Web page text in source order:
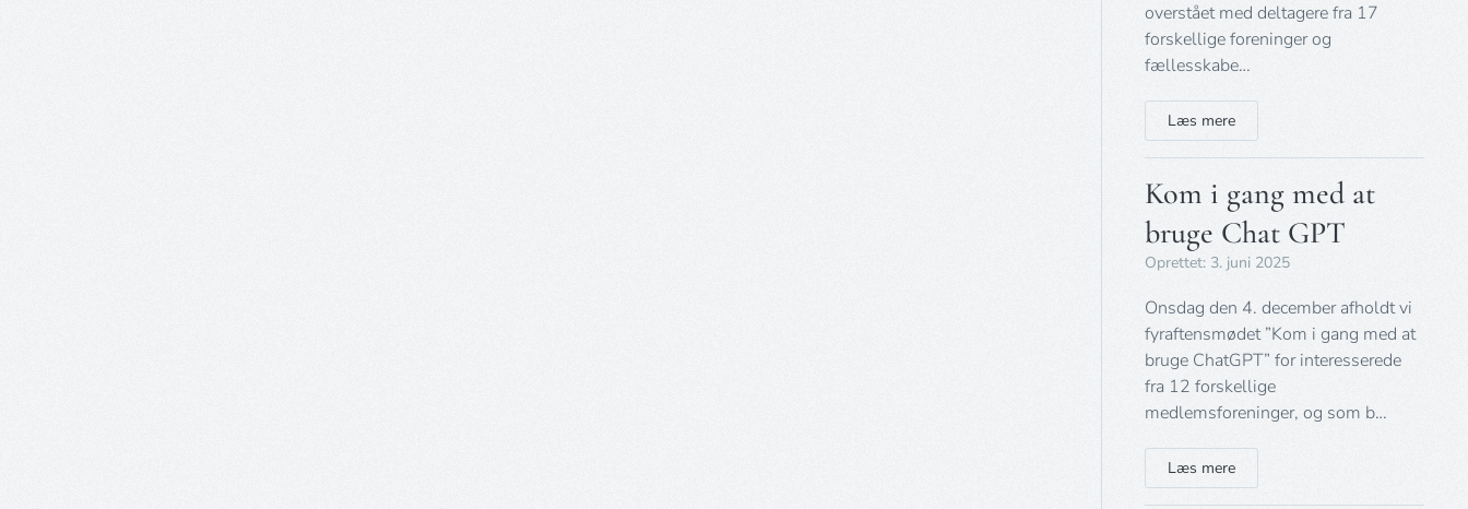
overstået med deltagere fra 17
forskellige foreninger og
fællesskabe…
Læs mere
Kom i gang med at
bruge Chat GPT
Oprettet: 3. juni 2025
Onsdag den 4. december afholdt vi
fyraftensmødet ”Kom i gang med at
bruge ChatGPT” for interesserede
fra 12 forskellige
medlemsforeninger, og som b…
Læs mere